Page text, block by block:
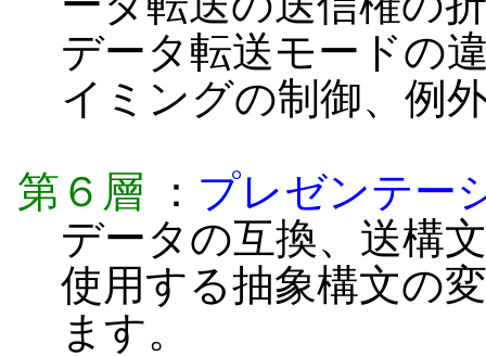
データ転送モードの
イミングの制御、例
第６層 ： プレゼンテー
データの互換、送構
使用する抽象構文の
ます。